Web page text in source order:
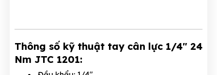
Thông số kỹ thuật tay cân lực 1/4" 24
Nm JTC 1201: